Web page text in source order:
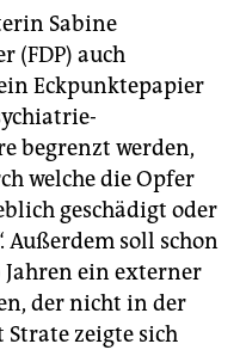
Sabine
(FDP) auch
Eckpunktepapier
begrenzt werden,
welche die Opfer
geschädigt oder
Außerdem soll schon
ein externer
der nicht in der
zeigte sich